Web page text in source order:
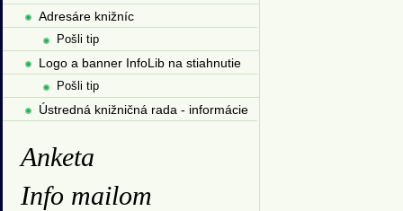
Adresáre knižníc
Pošli tip
Logo a banner InfoLib na stiahnutie
Pošli tip
Ústredná knižničná rada - informácie
Anketa
Info mailom